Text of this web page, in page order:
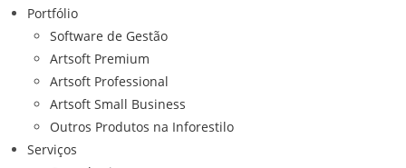
Portfólio
Software de Gestão
Artsoft Premium
Artsoft Professional
Artsoft Small Business
Outros Produtos na Inforestilo
Serviços